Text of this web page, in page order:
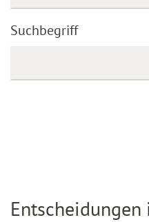
Suchbegriff